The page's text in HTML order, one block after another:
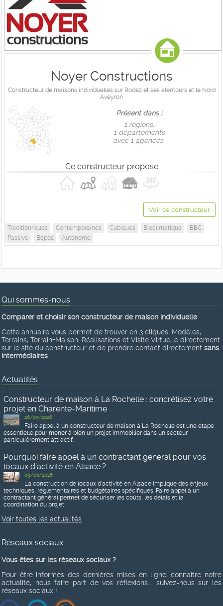
Noyer Constructions
Constructeur de maisons individuelles sur Rodez et ses alentours et le Nord
Aveyron
Présent dans :
1 règions,
1 départements
avec 1 agences.
Ce constructeur propose
Voir ce constructeur
Traditionnelles Contemporaines Cubiques Bioclimatique
BBC
Passive
Bepos Autonome
Qui sommes-nous
Comparer et choisir son constructeur de maison individuelle
Cette annuaire vous permet de trouver en 3 cliques, Modèles,
Terrains, Terrain+Maison, Réalisations et Visite Virtuelle directement
sur le site du constructeur et de prendre contact directement sans
intermédiaires
Actualités
Constructeur de maison à La Rochelle : concrétisez votre
projet en Charente-Maritime
26/03/2026
Faire appel à un constructeur de maison à La Rochelle est une étape
essentielle pour mener à bien un projet immobilier dans un secteur
particulièrement attractif.
Pourquoi faire appel à un contractant général pour vos
locaux d’activité en Alsace ?
09/03/2026
La construction de locaux d’activité en Alsace implique des enjeux
techniques, réglementaires et budgétaires spécifiques. Faire appel à un
contractant général permet de sécuriser les coûts, les délais et la
coordination du projet.
Voir toutes les actualités
Réseaux sociaux
Vous êtes sur les réseaux sociaux ?
Pour être informés des dernières mises en ligne, connaître notre
actualité, nous faire part de vos réflexions... suivez-nous sur les
réseaux sociaux !